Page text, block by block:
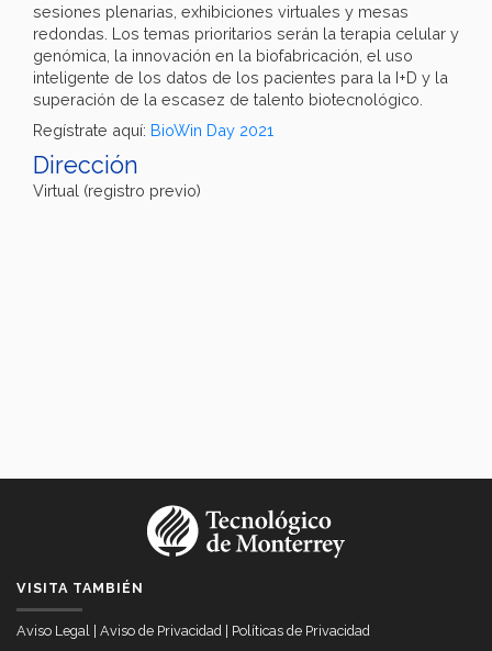
sesiones plenarias, exhibiciones virtuales y mesas
redondas. Los temas prioritarios serán la terapia celular y
genómica, la innovación en la biofabricación, el uso
inteligente de los datos de los pacientes para la I+D y la
superación de la escasez de talento biotecnológico.
Regístrate aquí: BioWin Day 2021
Dirección
Virtual (registro previo)
VISITA TAMBIÉN
Aviso Legal Aviso de Privacidad Políticas de Privacidad